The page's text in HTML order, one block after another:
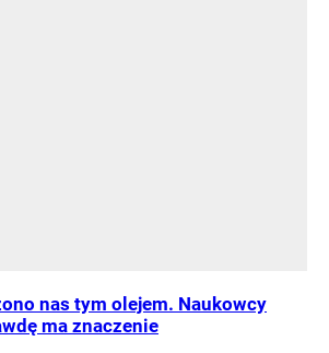
nas tym olejem. Naukowcy
ma znaczenie